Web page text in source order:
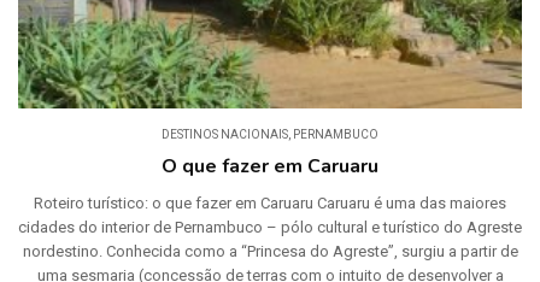
DESTINOS NACIONAIS PERNAMBUCO
O que fazer em Caruaru
Roteiro turístico: o que fazer em Caruaru Caruaru é uma das maiores
cidades do interior de Pernambuco – pólo cultural e turístico do Agreste
nordestino. Conhecida como a “Princesa do Agreste”, surgiu a partir de
uma sesmaria (concessão de terras com o intuito de desenvolver a